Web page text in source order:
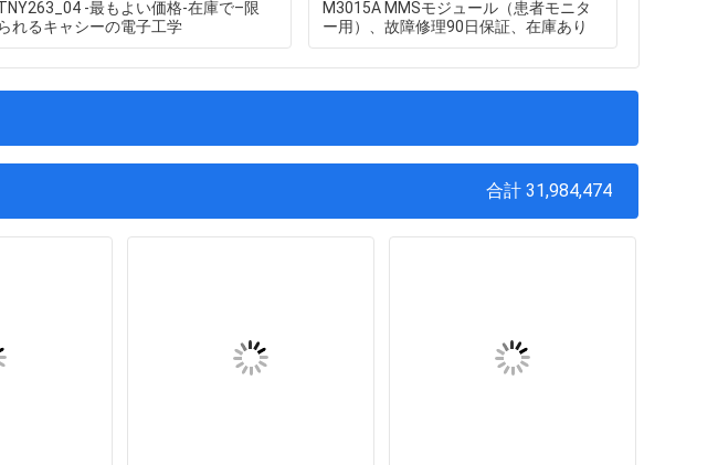
-最もよい価格-在庫で–限
られるキャシーの電子工学
M3015A MMSモジュール（患者モニタ
ー用）、故障修理90日保証、在庫あり
合計 31,984,474